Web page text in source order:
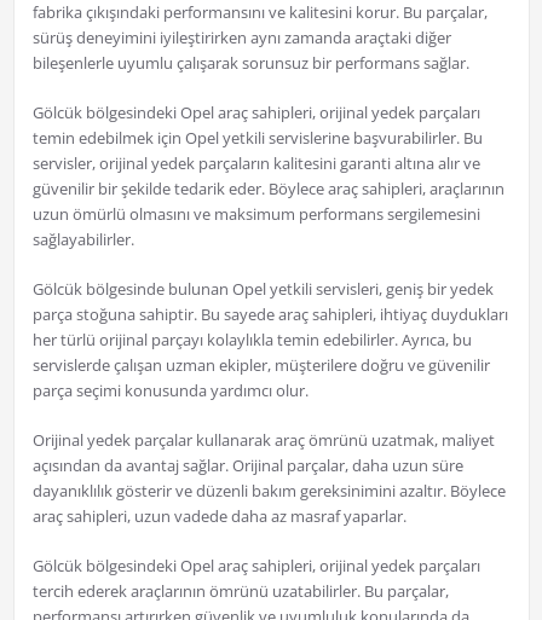
fabrika çıkışındaki performansını ve kalitesini korur. Bu parçalar,
sürüş deneyimini iyileştirirken aynı zamanda araçtaki diğer
bileşenlerle uyumlu çalışarak sorunsuz bir performans sağlar.
Gölcük bölgesindeki Opel araç sahipleri, orijinal yedek parçaları
temin edebilmek için Opel yetkili servislerine başvurabilirler. Bu
servisler, orijinal yedek parçaların kalitesini garanti altına alır ve
güvenilir bir şekilde tedarik eder. Böylece araç sahipleri, araçlarının
uzun ömürlü olmasını ve maksimum performans sergilemesini
sağlayabilirler.
Gölcük bölgesinde bulunan Opel yetkili servisleri, geniş bir yedek
parça stoğuna sahiptir. Bu sayede araç sahipleri, ihtiyaç duydukları
her türlü orijinal parçayı kolaylıkla temin edebilirler. Ayrıca, bu
servislerde çalışan uzman ekipler, müşterilere doğru ve güvenilir
parça seçimi konusunda yardımcı olur.
Orijinal yedek parçalar kullanarak araç ömrünü uzatmak, maliyet
açısından da avantaj sağlar. Orijinal parçalar, daha uzun süre
dayanıklılık gösterir ve düzenli bakım gereksinimini azaltır. Böylece
araç sahipleri, uzun vadede daha az masraf yaparlar.
Gölcük bölgesindeki Opel araç sahipleri, orijinal yedek parçaları
tercih ederek araçlarının ömrünü uzatabilirler. Bu parçalar,